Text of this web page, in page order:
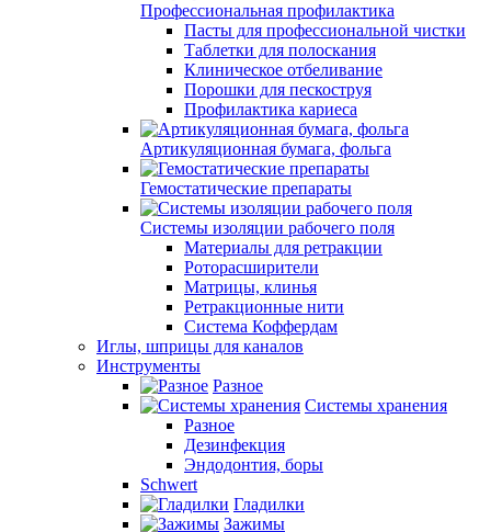
Профессиональная профилактика
Пасты для профессиональной чистки
Таблетки для полоскания
Клиническое отбеливание
Порошки для пескоструя
Профилактика кариеса
Артикуляционная бумага, фольга
Гемостатические препараты
Системы изоляции рабочего поля
Материалы для ретракции
Роторасширители
Матрицы, клинья
Ретракционные нити
Система Коффердам
Иглы, шприцы для каналов
Инструменты
Разное
Системы хранения
Разное
Дезинфекция
Эндодонтия, боры
Schwert
Гладилки
Зажимы